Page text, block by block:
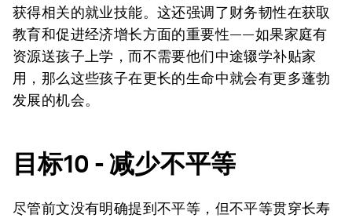
获得相关的就业技能。这还强调了财务韧性在获取
教育和促进经济增长方面的重要性——如果家庭有
资源送孩子上学，而不需要他们中途辍学补贴家
用，那么这些孩子在更长的生命中就会有更多蓬勃
发展的机会。
目标10 -减少不平等
尽管前文没有明确提到不平等，但不平等贯穿长寿